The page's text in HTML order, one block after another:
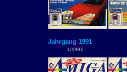
Jahrgang 1991
1/1991